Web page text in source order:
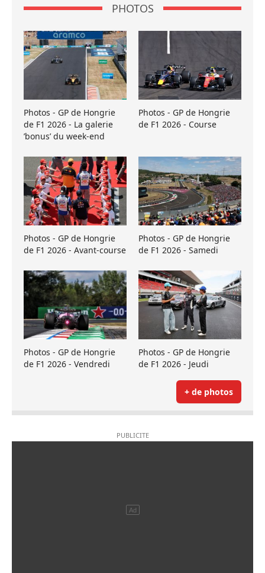
PHOTOS
Photos - GP de Hongrie
de F1 2026 - La galerie
’bonus’ du week-end
Photos - GP de Hongrie
de F1 2026 - Course
Photos - GP de Hongrie
de F1 2026 - Avant-course
Photos - GP de Hongrie
de F1 2026 - Samedi
Photos - GP de Hongrie
de F1 2026 - Vendredi
Photos - GP de Hongrie
de F1 2026 - Jeudi
+ de photos